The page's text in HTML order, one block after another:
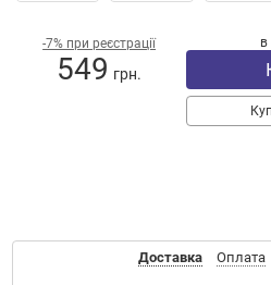
-7% при реєстрації
549 грн.
в
Доставка Оплата